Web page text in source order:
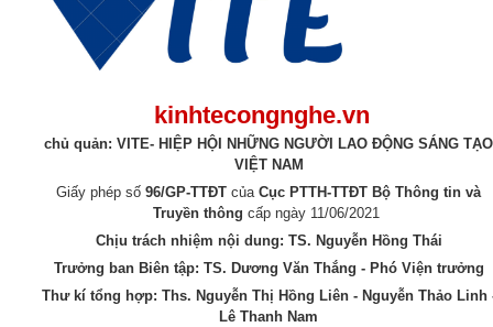
kinhtecongnghe.vn
chủ quản: VITE- HIỆP HỘI NHỮNG NGƯỜI LAO ĐỘNG SÁNG TẠO
VIỆT NAM
Giấy phép số 96/GP-TTĐT của Cục PTTH-TTĐT Bộ Thông tin và
Truyền thông cấp ngày 11/06/2021
Chịu trách nhiệm nội dung: TS. Nguyễn Hồng Thái
Trưởng ban Biên tập: TS. Dương Văn Thắng - Phó Viện trưởng
Thư kí tổng hợp: Ths. Nguyễn Thị Hồng Liên - Nguyễn Thảo Linh
Lê Thanh Nam